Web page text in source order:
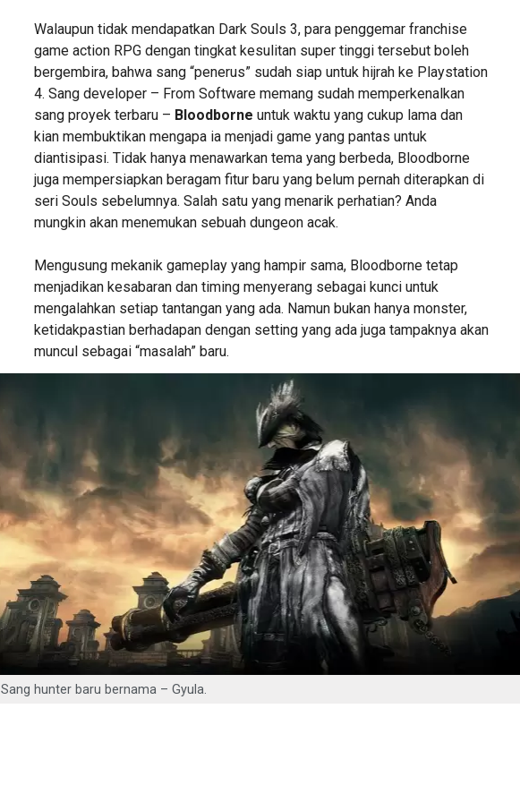
Walaupun tidak mendapatkan Dark Souls 3, para penggemar franchise
game action RPG dengan tingkat kesulitan super tinggi tersebut boleh
bergembira, bahwa sang “penerus” sudah siap untuk hijrah ke Playstation
4. Sang developer – From Software memang sudah memperkenalkan
sang proyek terbaru – Bloodborne untuk waktu yang cukup lama dan
kian membuktikan mengapa ia menjadi game yang pantas untuk
diantisipasi. Tidak hanya menawarkan tema yang berbeda, Bloodborne
juga mempersiapkan beragam fitur baru yang belum pernah diterapkan di
seri Souls sebelumnya. Salah satu yang menarik perhatian? Anda
mungkin akan menemukan sebuah dungeon acak.
Mengusung mekanik gameplay yang hampir sama, Bloodborne tetap
menjadikan kesabaran dan timing menyerang sebagai kunci untuk
mengalahkan setiap tantangan yang ada. Namun bukan hanya monster,
ketidakpastian berhadapan dengan setting yang ada juga tampaknya akan
muncul sebagai “masalah” baru.
Sang hunter baru bernama – Gyula.